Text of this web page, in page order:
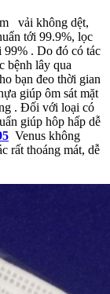
vải không dệt,
tới 99.9%, lọc
. Do đó có tác
bệnh lây qua
bạn đeo thời gian
giúp ôm sát mặt
. Đối với loại có
giúp hôp hấp dễ
Venus không
rất thoáng mát, dễ